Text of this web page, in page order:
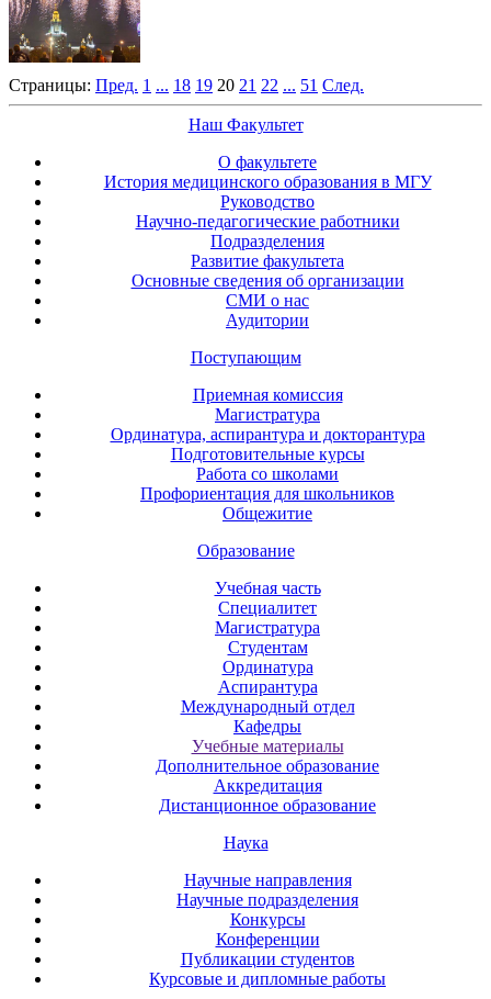
Страницы: Пред. 1 ... 18 19 20 21 22 ... 51 След.
Наш Факультет
О факультете
История медицинского образования в МГУ
Руководство
Научно-педагогические работники
Подразделения
Развитие факультета
Основные сведения об организации
СМИ о нас
Аудитории
Поступающим
Приемная комиссия
Магистратура
Ординатура, аспирантура и докторантура
Подготовительные курсы
Работа со школами
Профориентация для школьников
Общежитие
Образование
Учебная часть
Специалитет
Магистратура
Студентам
Ординатура
Аспирантура
Международный отдел
Кафедры
Учебные материалы
Дополнительное образование
Аккредитация
Дистанционное образование
Наука
Научные направления
Научные подразделения
Конкурсы
Конференции
Публикации студентов
Курсовые и дипломные работы